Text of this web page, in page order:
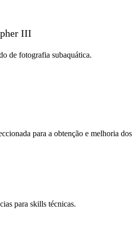
III
de fotografia subaquática.
para a obtenção e melhoria dos
para skills técnicas.